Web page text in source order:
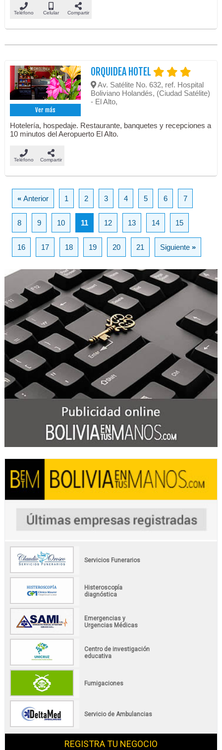
Teléfono Celular Compartir
Ver más
ORQUIDEA HOTEL
Av. Satélite No. 632, ref. Hospital
Boliviano Holandés, (Ciudad Satélite)
- El Alto,
Hotelería, hospedaje. Restaurante, banquetes y recepciones a
10 minutos del Aeropuerto El Alto.
Teléfono Compartir
«Anterior 1 2 3 4 5 6 7
8 9 10 11 12 13 14 15
16 17 18 19 20 21 Siguiente»
Servicios Funerarios
Histeroscopía
diagnóstica
Emergencias y
Urgencias Médicas
Centro de investigación
educativa
Fumigaciones
Servicio de Ambulancias
REGISTRA TU NEGOCIO